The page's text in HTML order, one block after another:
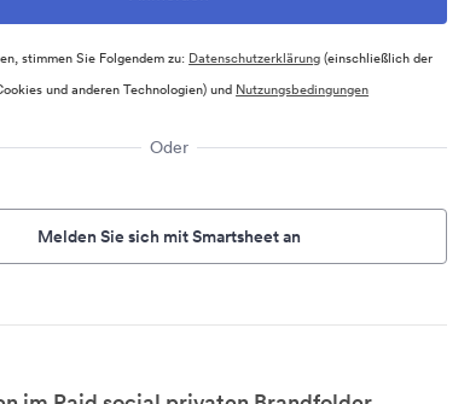
stimmen Sie Folgendem zu: Datenschutzerklärung(einschließlich der
und anderen Technologien) und Nutzungsbedingungen
Oder
Melden Sie sich mit Smartsheet an